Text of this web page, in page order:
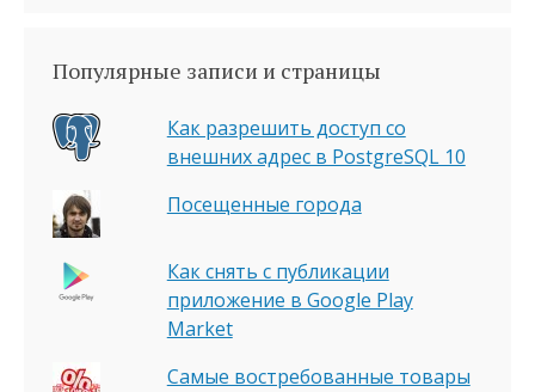
Популярные записи и страницы
Как разрешить доступ со
внешних адрес в PostgreSQL 10
Посещенные города
Как снять с публикации
приложение в Google Play
Market
Самые востребованные товары